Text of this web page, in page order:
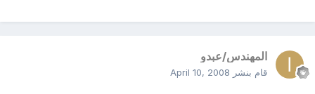
المهندس/عبدو
قام بنشر April 10, 2008